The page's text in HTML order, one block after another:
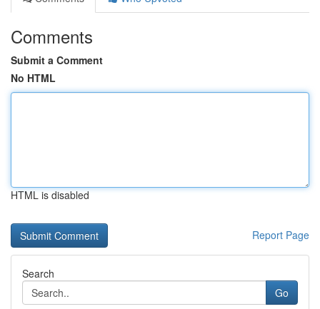
Comments
Submit a Comment
No HTML
HTML is disabled
Report Page
Search
Go